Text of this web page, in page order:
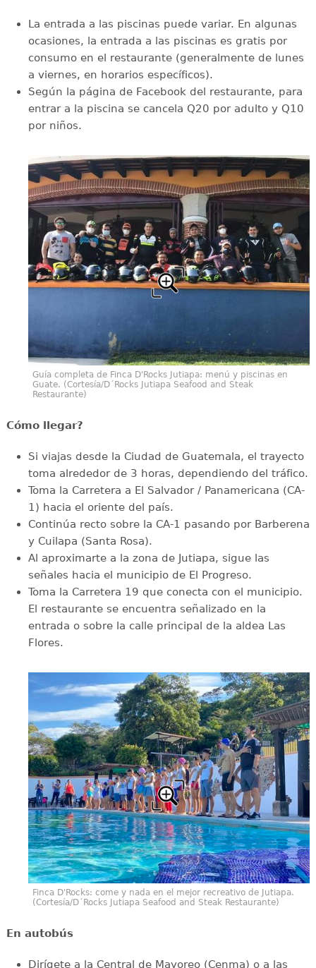
La entrada a las piscinas puede variar. En algunas
ocasiones, la entrada a las piscinas es gratis por
consumo en el restaurante (generalmente de lunes
a viernes, en horarios específicos).
Según la página de Facebook del restaurante, para
entrar a la piscina se cancela Q20 por adulto y Q10
por niños.
Guía completa de Finca D'Rocks Jutiapa: menú y piscinas en
Guate. (Cortesía/D´Rocks Jutiapa Seafood and Steak
Restaurante)
Cómo llegar?
Si viajas desde la Ciudad de Guatemala, el trayecto
toma alrededor de 3 horas, dependiendo del tráfico.
Toma la Carretera a El Salvador / Panamericana (CA-
1) hacia el oriente del país.
Continúa recto sobre la CA-1 pasando por Barberena
y Cuilapa (Santa Rosa).
Al aproximarte a la zona de Jutiapa, sigue las
señales hacia el municipio de El Progreso.
Toma la Carretera 19 que conecta con el municipio.
El restaurante se encuentra señalizado en la
entrada o sobre la calle principal de la aldea Las
Flores.
Finca D'Rocks: come y nada en el mejor recreativo de Jutiapa.
(Cortesía/D´Rocks Jutiapa Seafood and Steak Restaurante)
En autobús
Dirígete a la Central de Mayoreo (Cenma) o a las